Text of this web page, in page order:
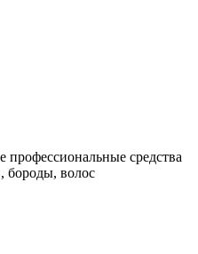
профессиональные средства
бороды, волос